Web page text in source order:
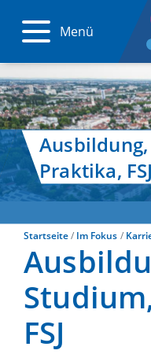
Menü
Praktika, FSJ
Startseite Im Fokus
FSJ